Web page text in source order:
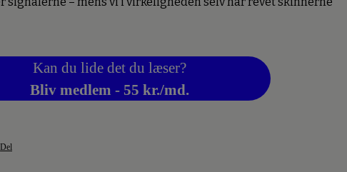
Kan du lide det du læser?
Bliv medlem - 55 kr./md.
Del